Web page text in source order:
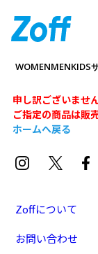
WOMENMENKIDS
申し訳ございません
ご指定の商品は販
ホームへ戻る
Zoffについて
お問い合わせ